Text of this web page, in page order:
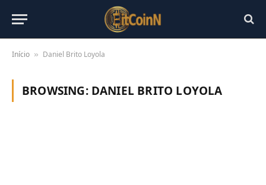
Início » Daniel Brito Loyola
BROWSING: DANIEL BRITO LOYOLA